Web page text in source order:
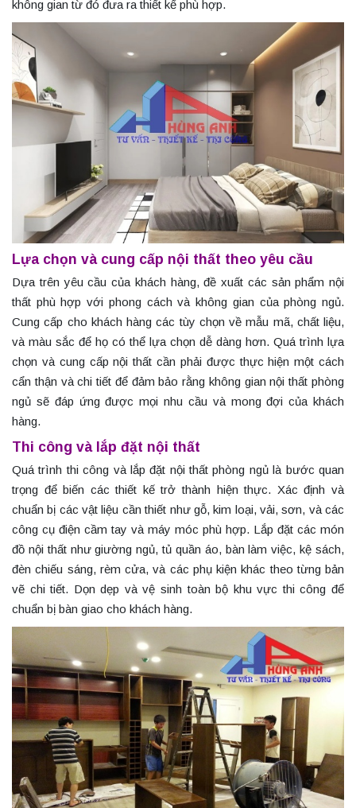
không gian từ đó đưa ra thiết kế phù hợp.
Lựa chọn và cung cấp nội thất theo yêu cầu
Dựa trên yêu cầu của khách hàng, đề xuất các sản phẩm nội
thất phù hợp với phong cách và không gian của phòng ngủ.
Cung cấp cho khách hàng các tùy chọn về mẫu mã, chất liệu,
và màu sắc để họ có thể lựa chọn dễ dàng hơn. Quá trình lựa
chọn và cung cấp nội thất cần phải được thực hiện một cách
cẩn thận và chi tiết để đảm bảo rằng không gian nội thất phòng
ngủ sẽ đáp ứng được mọi nhu cầu và mong đợi của khách
hàng.
Thi công và lắp đặt nội thất
Quá trình thi công và lắp đặt nội thất phòng ngủ là bước quan
trọng để biến các thiết kế trở thành hiện thực. Xác định và
chuẩn bị các vật liệu cần thiết như gỗ, kim loại, vải, sơn, và các
công cụ điện cầm tay và máy móc phù hợp. Lắp đặt các món
đồ nội thất như giường ngủ, tủ quần áo, bàn làm việc, kệ sách,
đèn chiếu sáng, rèm cửa, và các phụ kiện khác theo từng bản
vẽ chi tiết. Dọn dẹp và vệ sinh toàn bộ khu vực thi công để
chuẩn bị bàn giao cho khách hàng.